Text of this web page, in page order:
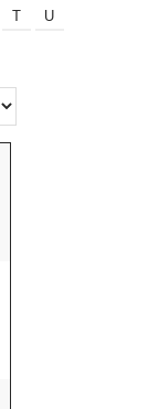
T U